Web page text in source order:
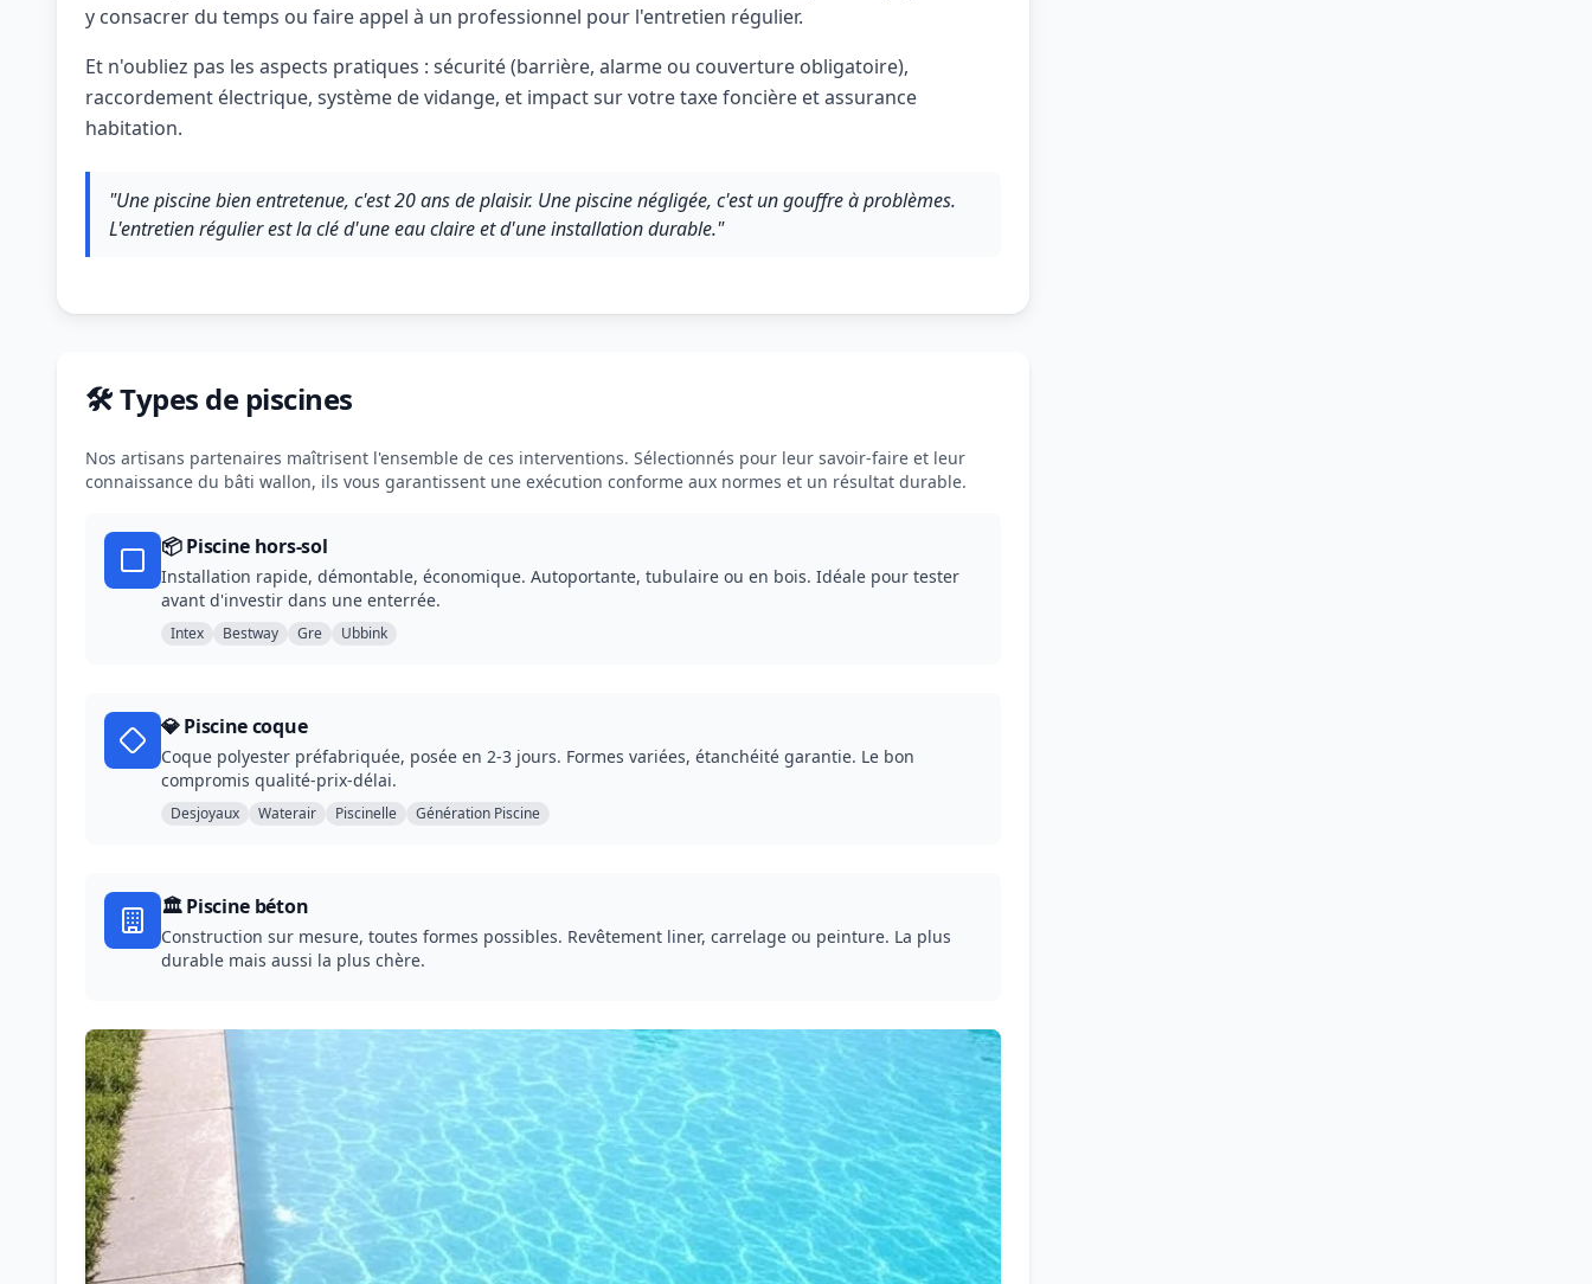
y consacrer du temps ou faire appel à un professionnel pour l'entretien régulier.
Et n'oubliez pas les aspects pratiques : sécurité (barrière, alarme ou couverture obligatoire),
raccordement électrique, système de vidange, et impact sur votre taxe foncière et assurance
habitation.
"Une piscine bien entretenue, c'est 20 ans de plaisir. Une piscine négligée, c'est un gouffre à problèmes.
L'entretien régulier est la clé d'une eau claire et d'une installation durable."
🛠️ Types de piscines
Nos artisans partenaires maîtrisent l'ensemble de ces interventions. Sélectionnés pour leur savoir-faire et leur
connaissance du bâti wallon, ils vous garantissent une exécution conforme aux normes et un résultat durable.
📦 Piscine hors-sol
Installation rapide, démontable, économique. Autoportante, tubulaire ou en bois. Idéale pour tester
avant d'investir dans une enterrée.
Intex Bestway Gre Ubbink
💎 Piscine coque
Coque polyester préfabriquée, posée en 2-3 jours. Formes variées, étanchéité garantie. Le bon
compromis qualité-prix-délai.
Desjoyaux Waterair Piscinelle Génération Piscine
🏛️ Piscine béton
Construction sur mesure, toutes formes possibles. Revêtement liner, carrelage ou peinture. La plus
durable mais aussi la plus chère.